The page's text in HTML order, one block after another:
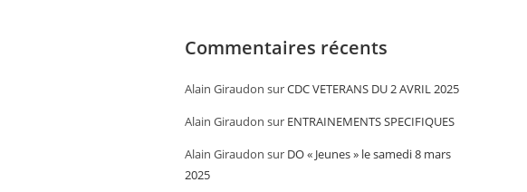
Commentaires récents
Alain Giraudon surCDC VETERANS DU 2 AVRIL 2025
Alain Giraudon sur ENTRAINEMENTS SPECIFIQUES
Alain Giraudon sur DO « Jeunes » le samedi 8 mars
2025